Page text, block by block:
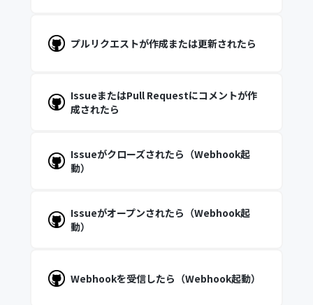
プルリクエストが作成または更新されたら
IssueまたはPull Requestにコメントが作
成されたら
Issueがクローズされたら（Webhook起
動）
Issueがオープンされたら（Webhook起
動）
Webhookを受信したら（Webhook起動）